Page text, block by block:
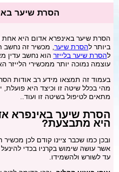
הסרת שיער
מתיחת צוואר
פילינג
הסרת משקפיים בלייזר
כללי
בלוג
הסרת שיער
הסרת שיער באינפרא אדום היא אחת
ביותר להסרת שיער, מכשיר זה נחשב
להסרת שיער בלייזר הוא נחשב עדין
עוצמה נמוכה יותר ממכשירי הלייזר
בעמוד זה תמצאו מידע רב אודות
מהי בכלל שיטה זו וכיצד היא פועלת,
מתאים לטיפול בשיטה זו ועוד..
הסרת שיער באינפרא
היא מתבצעת?
ובכן כמו שכבר ציינו קודם לכן
אשר עושה שימוש בקרניו בכדי
עד לשורש ולהשמידו.